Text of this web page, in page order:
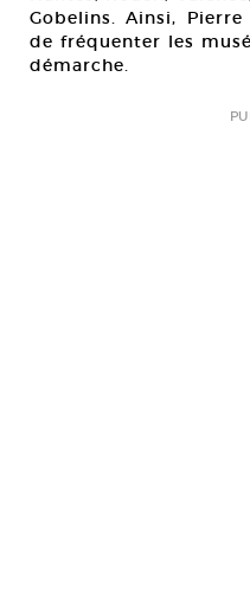
Gobelins. Ainsi,
de fréquenter les
démarche.